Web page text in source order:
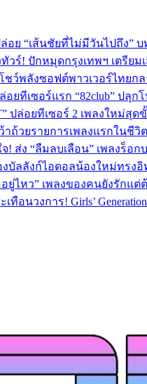
อย “เส้นชัยที่ไม่มีวันไปถึง”
ร์! ปักหมุดกรุงเทพฯ เตรียม
ว์พลังซอฟต์พาวเวอร์ไทยกลา
ทีเซอร์แรก “82club” ปลุก
ปล่อยทีเซอร์ 2 เพลงใหม่
ถ้วยรายการเพลงแรกในชีวิต
! ส่ง “ลืมลบเลือน” เพลงร็
องบัลลังก์ไอดอลน้องใหม่ทร
อยู่ไหว” เพลงของคนยังรั
ทือนวงการ! Girls’